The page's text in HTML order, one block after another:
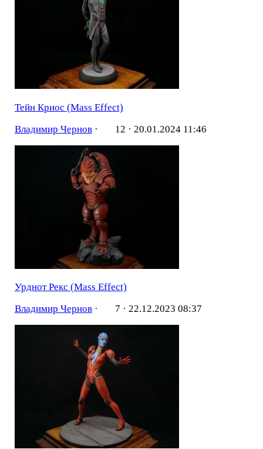
Тейн Криос (Mass Effect)
Владимир Чернов· 12 · 20.01.2024 11:46
Урднот Рекс (Mass Effect)
Владимир Чернов· 7 · 22.12.2023 08:37